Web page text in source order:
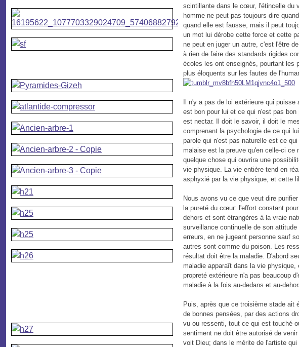
scintillante dans le cœur, l'étincelle du
homme ne peut pas toujours dire
quand elle est fausse, mais il peut
un mot lui dérobe cette force et cette
ne peut en juger un autre, c'est l'être
à rien de faire des standards rigides
écoles les ont enseignés, pourtant les
plus éloquents sur les fautes de
Il n'y a pas de loi extérieure qui
est bon pour lui et ce qui n'est pas
est nectar. Il doit le savoir, il doit le
comprenant la psychologie de ce qui
parole qui n'est pas naturelle est ce
malaise est la preuve qu'en celle-ci ce
quelque chose qui ouvrira une
vie physique. La vie entière tend en
asphyxié par la vie physique, et cette
Nous avons vu ce que veut dire
la pureté du cœur: l'effort constant
dehors et sont étrangères à la vraie
surveillance continuelle de son
erreurs, en ne jugeant personne sauf
autres sont comme du poison. Les
résultat doit être la maladie. D'abord
maladie apparaît dans la vie
propreté extérieure n'a pas beaucoup
maladie à la fois au-dedans et au-
Puis, après que ce troisième stade
de bonnes pensées, par des actions
vu ou ressenti, tout ce qui est touché
sentiment ne doit être autorisé de
voit Dieu; dans le mérite de l'artiste